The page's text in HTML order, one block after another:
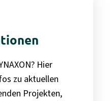
Hier
zu aktuellen
Projekten,